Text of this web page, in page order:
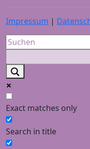
Impressum |
Exact matches only
Search in title